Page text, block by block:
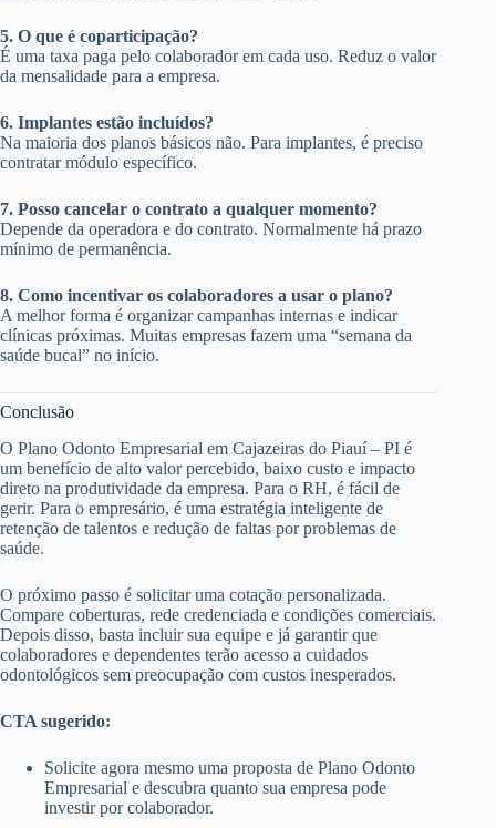
5. O que é coparticipação?
É uma taxa paga pelo colaborador em cada uso. Reduz o valor
da mensalidade para a empresa.
6. Implantes estão incluídos?
Na maioria dos planos básicos não. Para implantes, é preciso
contratar módulo específico.
7. Posso cancelar o contrato a qualquer momento?
Depende da operadora e do contrato. Normalmente há prazo
mínimo de permanência.
8. Como incentivar os colaboradores a usar o plano?
A melhor forma é organizar campanhas internas e indicar
clínicas próximas. Muitas empresas fazem uma “semana da
saúde bucal” no início.
Conclusão
O Plano Odonto Empresarial em Cajazeiras do Piauí – PI é
um benefício de alto valor percebido, baixo custo e impacto
direto na produtividade da empresa. Para o RH, é fácil de
gerir. Para o empresário, é uma estratégia inteligente de
retenção de talentos e redução de faltas por problemas de
saúde.
O próximo passo é solicitar uma cotação personalizada.
Compare coberturas, rede credenciada e condições comerciais.
Depois disso, basta incluir sua equipe e já garantir que
colaboradores e dependentes terão acesso a cuidados
odontológicos sem preocupação com custos inesperados.
CTA sugerido:
Solicite agora mesmo uma proposta de Plano Odonto
Empresarial e descubra quanto sua empresa pode
investir por colaborador.